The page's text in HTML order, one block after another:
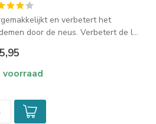
en verbetert het
door de neus. Verbetert de l...
voorraad